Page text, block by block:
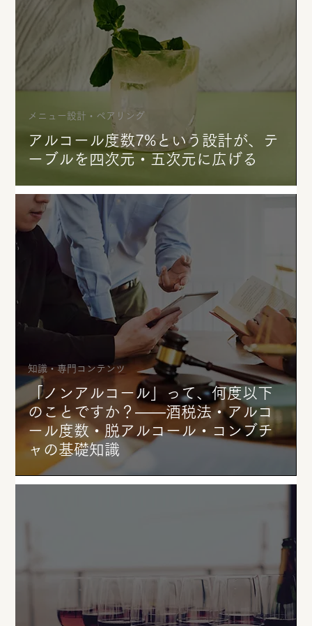
アルコール度数7%という設計が、テ
ーブルを四次元・五次元に広げる
メニュー設計・ペアリング
「ノンアルコール」って、何度以下
のことですか？——酒税法・アルコ
ール度数・脱アルコール・コンブチ
ャの基礎知識
知識・専門コンテンツ